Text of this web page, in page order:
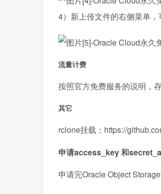
4）新上传文件的右侧菜单
流量计费
按照官方免费服务的说明，
其它
rclone挂载：https://
申请access_key 和
申请完Oracle Object